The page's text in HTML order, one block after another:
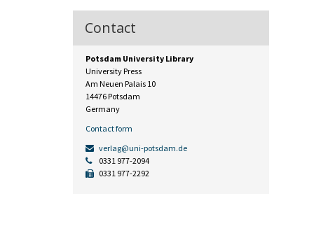
Contact
Potsdam University Library
University Press
Am Neuen Palais 10
14476 Potsdam
Germany
Contact form
verlag@uni-potsdam.de
0331 977-2094
0331 977-2292